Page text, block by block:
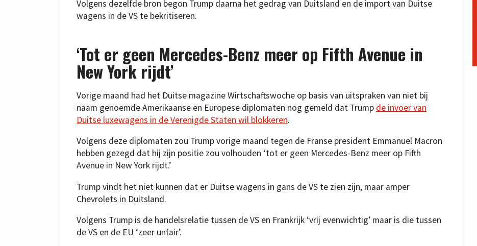
Volgens dezelfde bron begon Trump daarna het gedrag van Duitsland en de import van Duitse
wagens in de VS te bekritiseren.
‘Tot er geen Mercedes-Benz meer op Fifth Avenue in
New York rijdt’
Vorige maand had het Duitse magazine Wirtschaftswoche op basis van uitspraken van niet bij
naam genoemde Amerikaanse en Europese diplomaten nog gemeld dat Trump de invoer van
Duitse luxewagens in de Verenigde Staten wil blokkeren.
Volgens deze diplomaten zou Trump vorige maand tegen de Franse president Emmanuel Macron
hebben gezegd dat hij zijn positie zou volhouden ‘tot er geen Mercedes-Benz meer op Fifth
Avenue in New York rijdt.’
Trump vindt het niet kunnen dat er Duitse wagens in gans de VS te zien zijn, maar amper
Chevrolets in Duitsland.
Volgens Trump is de handelsrelatie tussen de VS en Frankrijk ‘vrij evenwichtig’ maar is die tussen
de VS en de EU ‘zeer unfair’.